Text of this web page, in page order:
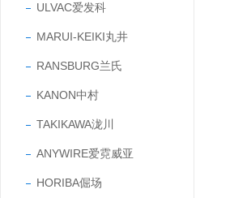
ULVAC爱发科
MARUI-KEIKI丸井
RANSBURG兰氏
KANON中村
TAKIKAWA泷川
ANYWIRE爱霓威亚
HORIBA倔场